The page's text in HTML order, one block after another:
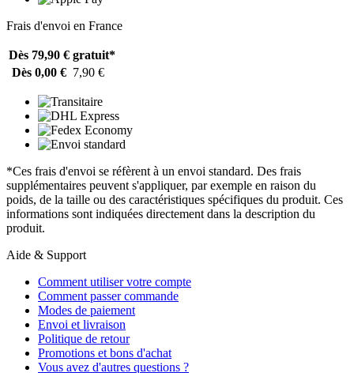
Frais d'envoi en France
Dès 79,90 € gratuit*
Dès 0,00 € 7,90 €
*Ces frais d'envoi se réfèrent à un envoi standard. Des frais
supplémentaires peuvent s'appliquer, par exemple en raison du
poids, de la taille ou des caractéristiques spécifiques du produit. Ces
informations sont indiquées directement dans la description du
produit.
Aide & Support
Comment utiliser votre compte
Comment passer commande
Modes de paiement
Envoi et livraison
Politique de retour
Promotions et bons d'achat
Vous avez d'autres questions ?